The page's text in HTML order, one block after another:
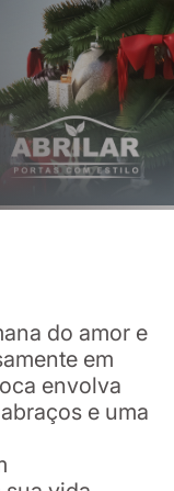
do amor e
em
envolva
e uma